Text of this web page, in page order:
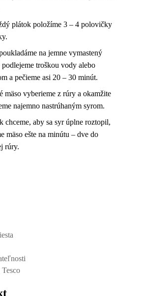
plátok položíme 3 – 4 polovičky
na jemne vymastený
podlejeme troškou vody alebo
a pečieme asi 20 – 30 minút.
mäso vyberieme z rúry a okamžite
najemno nastrúhaným syrom.
chceme, aby sa syr úplne roztopil,
mäso ešte na minútu – dve do
rúry.